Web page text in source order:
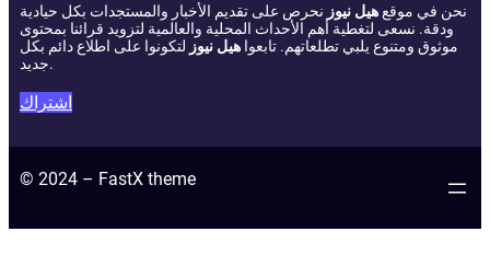
نحن في موقعهيل نيوز نحرص على تقديم الأخبار والمستجدات بكل حيادية
ودقة. نسعى لتغطية أهم الأحداث المحلية والعالمية لتزويد قرائنا بمحتوى
موثوق ومتنوع يلبي تطلعاتهم. تابعوا هيل نيوز لتكونوا على اطلاع دائم بكل
جديد.
اشتراك
© 2024 – FastX theme